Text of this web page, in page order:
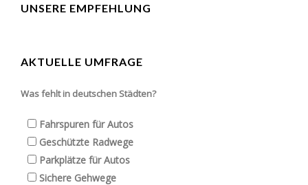
UNSERE EMPFEHLUNG
AKTUELLE UMFRAGE
Was fehlt in deutschen Städten?
Fahrspuren für Autos
Geschützte Radwege
Parkplätze für Autos
Sichere Gehwege